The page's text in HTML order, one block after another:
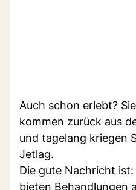
Auch schon erlebt?
kommen zurück aus
und tagelang kriegen
Jetlag.
Die gute Nachricht ist:
bieten Behandlungen